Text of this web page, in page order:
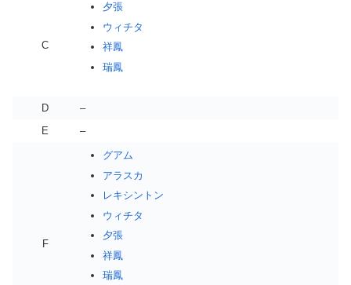
C
夕張
ウィチタ
祥鳳
瑞鳳
D
–
E
–
F
グアム
アラスカ
レキシントン
ウィチタ
夕張
祥鳳
瑞鳳